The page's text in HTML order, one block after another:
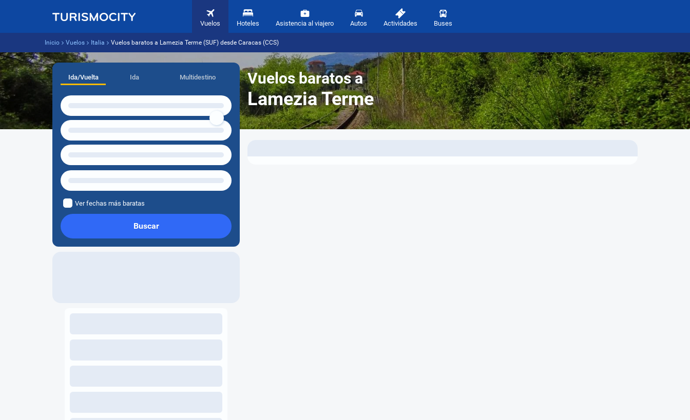
Vuelos Hoteles Asistencia al viajero Autos Actividades Buses
Inicio Vuelos Italia Vuelos baratos a Lamezia Terme (SUF) desde Caracas (CCS)
Vuelos baratos a
Lamezia Terme
Ida/Vuelta Ida Multidestino
Ver fechas más baratas
Buscar